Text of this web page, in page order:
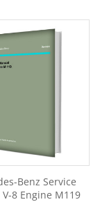
Benz Service
8 Engine M119